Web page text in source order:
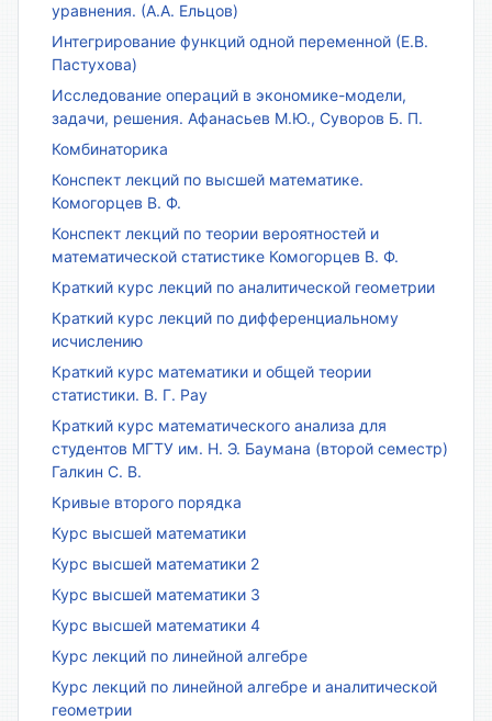
уравнения. (А.А. Ельцов)
Интегрирование функций одной переменной (Е.В.
Пастухова)
Исследование операций в экономике-модели,
задачи, решения. Афанасьев М.Ю., Суворов Б. П.
Комбинаторика
Конспект лекций по высшей математике.
Комогорцев В. Ф.
Конспект лекций по теории вероятностей и
математической статистике Комогорцев В. Ф.
Краткий курс лекций по аналитической геометрии
Краткий курс лекций по дифференциальному
исчислению
Краткий курс математики и общей теории
статистики. В. Г. Рау
Краткий курс математического анализа для
студентов МГТУ им. Н. Э. Баумана (второй семестр)
Галкин С. В.
Кривые второго порядка
Курс высшей математики
Курс высшей математики 2
Курс высшей математики 3
Курс высшей математики 4
Курс лекций по линейной алгебре
Курс лекций по линейной алгебре и аналитической
геометрии